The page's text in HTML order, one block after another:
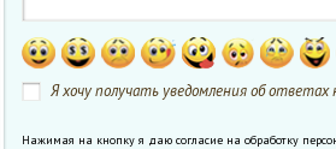
Я хочу получать уведомления об ответах
Нажимая на кнопку я даю согласие на обработку